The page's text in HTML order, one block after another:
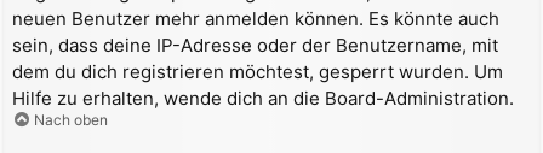
neuen Benutzer mehr anmelden können. Es könnte auch
sein, dass deine IP-Adresse oder der Benutzername, mit
dem du dich registrieren möchtest, gesperrt wurden. Um
Hilfe zu erhalten, wende dich an die Board-Administration.
Nach oben